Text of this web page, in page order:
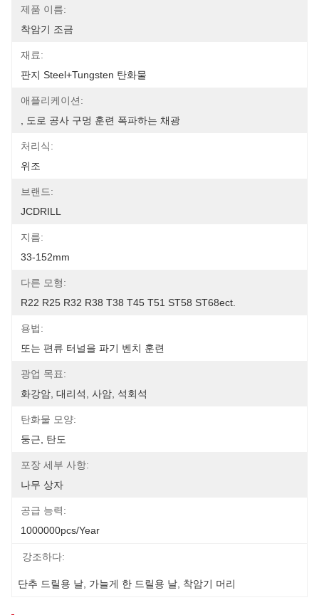
제품 이름:
착암기 조금
재료:
판지 Steel+Tungsten 탄화물
애플리케이션:
, 도로 공사 구멍 훈련 폭파하는 채광
처리식:
위조
브랜드:
JCDRILL
지름:
33-152mm
다른 모형:
R22 R25 R32 R38 T38 T45 T51 ST58 ST68ect.
용법:
또는 편류 터널을 파기 벤치 훈련
광업 목표:
화강암, 대리석, 사암, 석회석
탄화물 모양:
둥근, 탄도
포장 세부 사항:
나무 상자
공급 능력:
1000000pcs/year
강조하다:
단추 드릴용 날 가늘게 한 드릴용 날 착암기 머리